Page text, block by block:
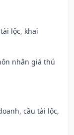
lộc, khai
nhân giá thú
cầu tài lộc,